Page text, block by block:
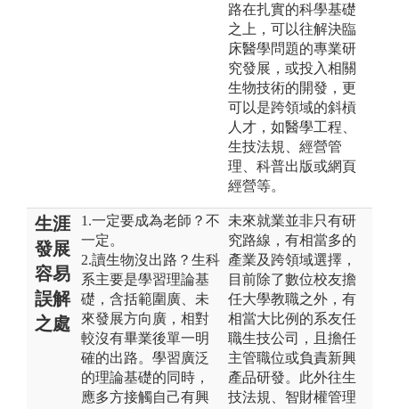
路在扎實的科學基礎
之上，可以往解決臨
床醫學問題的專業研
究發展，或投入相關
生物技術的開發，更
可以是跨領域的斜槓
人才，如醫學工程、
生技法規、經營管
理、科普出版或網頁
經營等。
生涯
發展
容易
誤解
之處
1.一定要成為老師？不
一定。
2.讀生物沒出路？生科
系主要是學習理論基
礎，含括範圍廣、未
來發展方向廣，相對
較沒有畢業後單一明
確的出路。學習廣泛
的理論基礎的同時，
應多方接觸自己有興
未來就業並非只有研
究路線，有相當多的
產業及跨領域選擇，
目前除了數位校友擔
任大學教職之外，有
相當大比例的系友任
職生技公司，且擔任
主管職位或負責新興
產品研發。此外往生
技法規、智財權管理